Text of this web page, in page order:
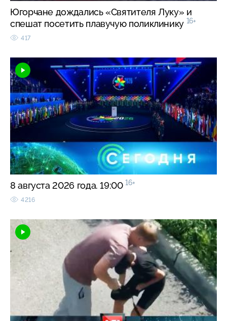
Югорчане дождались «Святителя Луку» и
спешат посетить плавучую поликлинику 16+
417
8 августа 2026 года. 19:00 16+
4216